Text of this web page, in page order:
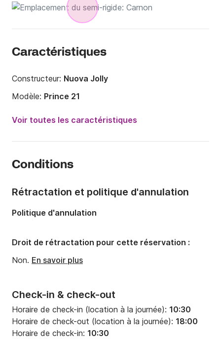
Caractéristiques
Constructeur: Nuova Jolly
Modèle: Prince 21
Puissance moteur:
200cv
Capacité à bord:
Voir toutes les caractéristiques
Conditions
Check-in & check-out
Horaire de check-in (location à la journée): 10:30
Horaire de check-out (location à la journée): 18:00
Horaire de check-in: 10:30
Rétractation et politique d'annulation
Politique d'annulation
Droit de rétractation pour cette réservation :
Non. En savoir plus